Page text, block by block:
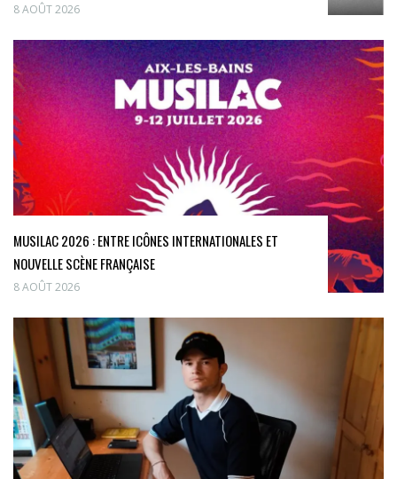
8 AOÛT 2026
MUSILAC 2026 : ENTRE ICÔNES INTERNATIONALES ET
NOUVELLE SCÈNE FRANÇAISE
8 AOÛT 2026